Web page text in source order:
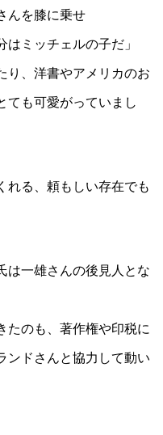
んを膝に乗せ
はミッチェルの子だ」
り、洋書やアメリカのお
ても可愛がっていまし
れる、頼もしい存在でも
は一雄さんの後見人とな
たのも、著作権や印税に
ンドさんと協力して動い